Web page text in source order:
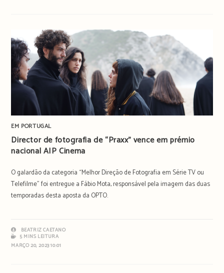
EM PORTUGAL
Director de fotografia de “Praxx” vence em prémio
nacional AIP Cinema
O galardão da categoria “Melhor Direção de Fotografia em Série TV ou
Telefilme” foi entregue a Fábio Mota, responsável pela imagem das duas
temporadas desta aposta da OPTO.
BEATRIZ CAETANO
5 MINS LEITURA
MARÇO 20, 2023 10:01